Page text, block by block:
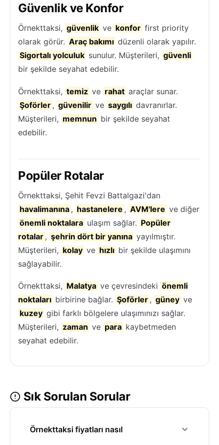
Güvenlik ve Konfor
Örnekttaksi, güvenlik ve konfor first priority
olarak görür. Araç bakımı düzenli olarak yapılır.
Sigortalı yolculuk sunulur. Müşterileri, güvenli
bir şekilde seyahat edebilir.
Örnekttaksi, temiz ve rahat araçlar sunar.
Şoförler , güvenilir ve saygılı davranırlar.
Müşterileri, memnun bir şekilde seyahat
edebilir.
Popüler Rotalar
Örnekttaksi, Şehit Fevzi Battalgazi'dan
havalimanına , hastanelere , AVM'lere ve diğer
önemli noktalara ulaşım sağlar. Popüler
rotalar , şehrin dört bir yanına yayılmıştır.
Müşterileri, kolay ve hızlı bir şekilde ulaşımını
sağlayabilir.
Örnekttaksi, Malatya ve çevresindeki önemli
noktaları birbirine bağlar. Şoförler , güney ve
kuzey gibi farklı bölgelere ulaşımınızı sağlar.
Müşterileri, zaman ve para kaybetmeden
seyahat edebilir.
Sık Sorulan Sorular
Örnekttaksi fiyatları nasıl